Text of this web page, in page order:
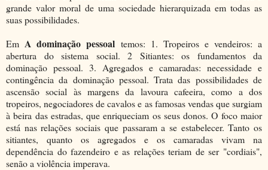
grande valor moral de uma sociedade hierarquizada em todas as
suas possibilidades.
Em A dominação pessoal temos: 1. Tropeiros e vendeiros: a
abertura do sistema social. 2 Sitiantes: os fundamentos da
dominação pessoal. 3. Agregados e camaradas: necessidade e
contingência da dominação pessoal. Trata das possibilidades de
ascensão social às margens da lavoura cafeeira, como a dos
tropeiros, negociadores de cavalos e as famosas vendas que surgiam
à beira das estradas, que enriqueciam os seus donos. O foco maior
está nas relações sociais que passaram a se estabelecer. Tanto os
sitiantes, quanto os agregados e os camaradas vivam na
dependência do fazendeiro e as relações teriam de ser "cordiais",
senão a violência imperava.